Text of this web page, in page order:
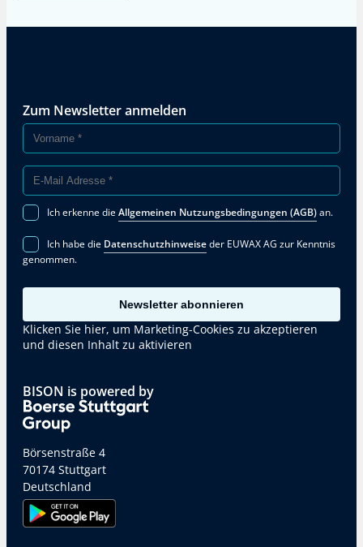
BISON is powered by
Börsenstraße 4
70174 Stuttgart
Deutschland
Zum Newsletter anmelden
Ich erkenne dieAllgemeinen Nutzungsbedingungen (AGB)an.
Ich habe die Datenschutzhinweiseder EUWAX AG zur Kenntnis
genommen.
Newsletter abonnieren
Klicken Sie hier, um Marketing-Cookies zu akzeptieren
und diesen Inhalt zu aktivieren